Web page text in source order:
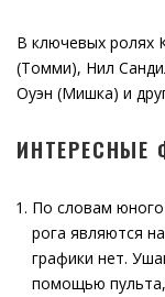
В ключевых ролях
(Томми), Нил
Оуэн (Мишка) и
ИНТЕРЕСНЫЕ
По словам
рога являются
графики нет.
помощью